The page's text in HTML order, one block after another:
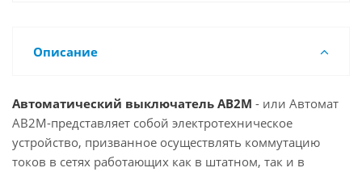
Описание
Автоматический выключатель АВ2М - или Автомат
АВ2М-представляет собой электротехническое
устройство, призванное осуществлять коммутацию
токов в сетях работающих как в штатном, так и в